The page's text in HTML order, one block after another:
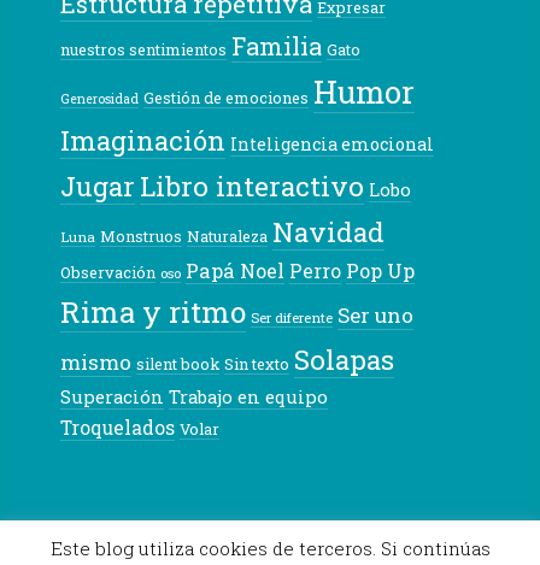
Expresar
nuestros sentimientos Familia Gato
Generosidad Gestión de emociones Humor
Imaginación Inteligencia emocional
Jugar Libro interactivo Lobo
Luna Monstruos Naturaleza Navidad
Observación oso Papá Noel Perro Pop Up
Rima y ritmo Ser diferente Ser uno
mismo silent book Sin texto Solapas
Superación Trabajo en equipo
Troquelados Volar
© 2026 Pekeleke
Este blog utiliza cookies de terceros. Si continúas